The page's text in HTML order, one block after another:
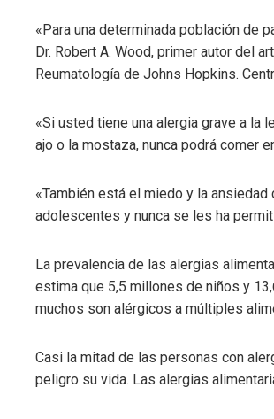
«Para una determinada población de
Dr. Robert A. Wood, primer autor del
Reumatología de Johns Hopkins.
«Si usted tiene una alergia grave a la
ajo o la mostaza, nunca podrá comer
«También está el miedo y la
adolescentes y nunca se les ha
La prevalencia de las alergias
estima que 5,5 millones de niños y
muchos son alérgicos a múltiples
Casi la mitad de las personas con
peligro su vida. Las alergias